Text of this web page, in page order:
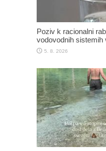
Poziv k racionalni
vodovodnih sistemih
5. 8. 2026